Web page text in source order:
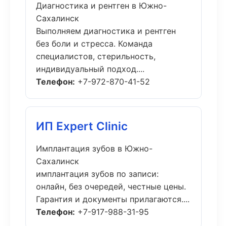
Диагностика и рентген в Южно-
Сахалинск
Выполняем диагностика и рентген
без боли и стресса. Команда
специалистов, стерильность,
индивидуальный подход....
Телефон: +7-972-870-41-52
ИП Expert Clinic
Имплантация зубов в Южно-
Сахалинск
имплантация зубов по записи:
онлайн, без очередей, честные цены.
Гарантия и документы прилагаются....
Телефон: +7-917-988-31-95